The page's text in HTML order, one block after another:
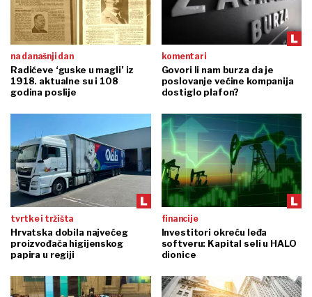
na današnji dan
Radićeve ‘guske u magli’ iz
1918. aktualne su i 108
godina poslije
komentari
Govori li nam burza da je
poslovanje većine kompanija
dostiglo plafon?
tvrtke i tržišta
Hrvatska dobila najvećeg
proizvođača higijenskog
papira u regiji
financije
Investitori okreću leđa
softveru: Kapital seli u HALO
dionice